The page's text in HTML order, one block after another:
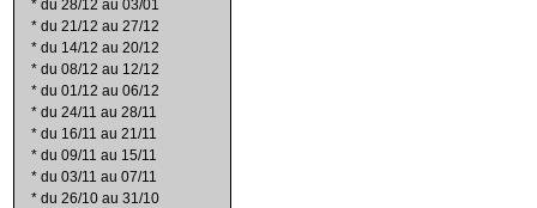
* du 28/12 au 03/01
* du 21/12 au 27/12
* du 14/12 au 20/12
* du 08/12 au 12/12
* du 01/12 au 06/12
* du 24/11 au 28/11
* du 16/11 au 21/11
* du 09/11 au 15/11
* du 03/11 au 07/11
* du 26/10 au 31/10